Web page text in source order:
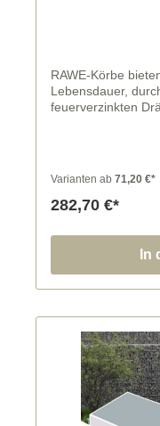
RAWE-Körbe
Lebensdauer,
feuerverzinkten
Varianten ab 71,20 €*
282,70 €*
In